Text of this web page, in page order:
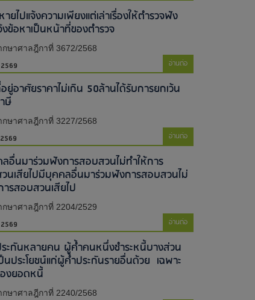
ยไปแจ้งความเพียงแต่เล่าเรื่องให้ตำรวจฟัง
งข้อหาเป็นหน้าที่ของตำรวจ
กษาศาลฎีกาที่ 3672/2568
อ่านต่อ
ยู่อาศัยราคาไม่เกิน 50ล้านได้รับการยกเว้น
ษี
กษาศาลฎีกาที่ 3227/2568
อ่านต่อ
อื่นมาร่วมฟังการสอบสวนไม่ทำให้การ
นเสียไป​มีบุคคลอื่นมาร่วมฟังการสอบสวนไม่
ารสอบสวนเสียไป​
กษาศาลฎีกาที่ 2204/2529
อ่านต่อ
ะกันหลายคน ผู้ค้ำคนหนึ่งชำระหนี้บางส่วน
นประโยชน์แก่ผู้ค้ำประกันรายอื่นด้วย เฉพาะ
งยอดหนี้
กษาศาลฎีกาที่ 2240/2568